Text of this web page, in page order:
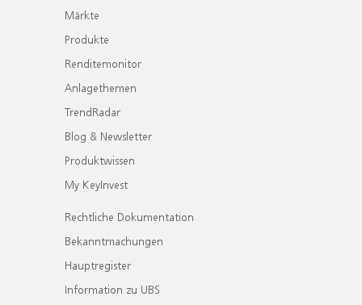
Märkte
Produkte
Renditemonitor
Anlagethemen
TrendRadar
Blog & Newsletter
Produktwissen
My KeyInvest
Rechtliche Dokumentation
Bekanntmachungen
Hauptregister
Information zu UBS